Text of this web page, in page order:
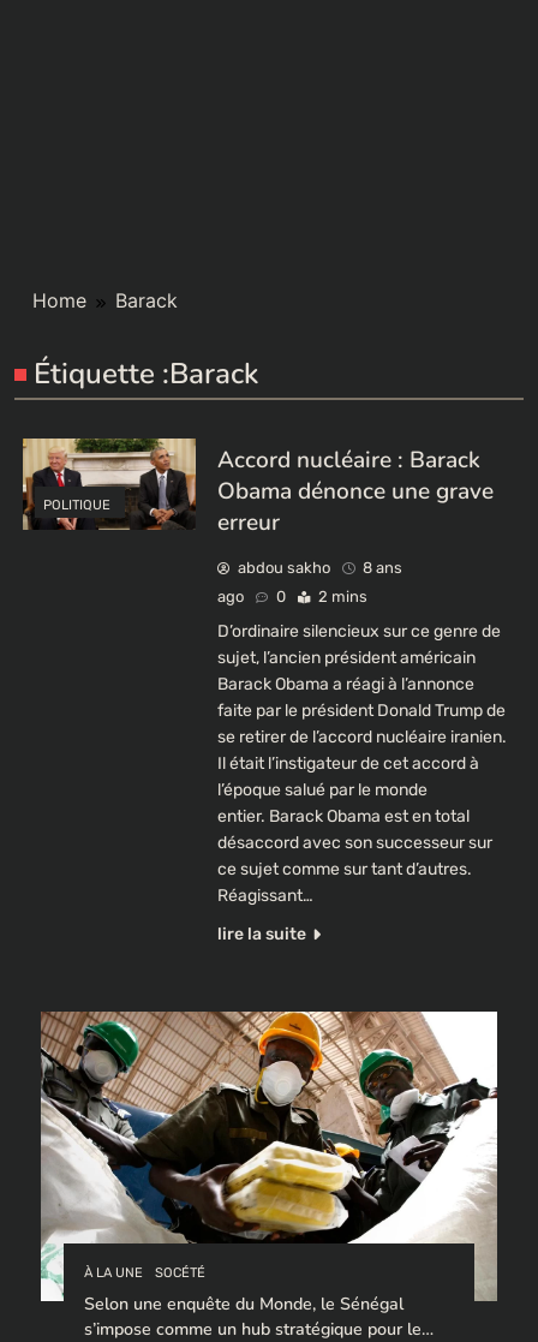
Home Barack
Étiquette :Barack
POLITIQUE
Accord nucléaire : Barack
Obama dénonce une grave
erreur
abdou sakho
8 ans
ago
0 2 mins
D’ordinaire silencieux sur ce genre de
sujet, l’ancien président américain
Barack Obama a réagi à l’annonce
faite par le président Donald Trump de
se retirer de l’accord nucléaire iranien.
Il était l’instigateur de cet accord à
l’époque salué par le monde
entier. Barack Obama est en total
désaccord avec son successeur sur
ce sujet comme sur tant d’autres.
Réagissant…
lire la suite
À LA UNE SOCÉTÉ
Selon une enquête du Monde, le Sénégal
s’impose comme un hub stratégique pour le